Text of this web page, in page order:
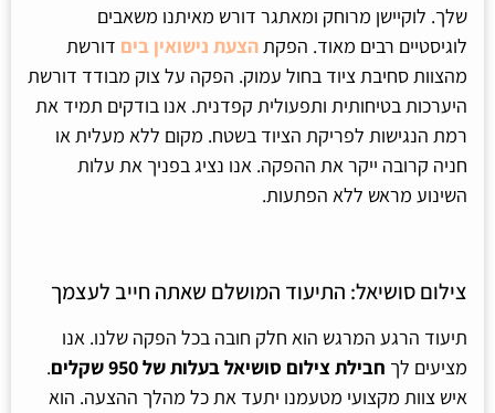
שלך. לוקיישן מרוחק ומאתגר דורש מאיתנו משאבים
לוגיסטיים רבים מאוד. הפקתהצעת נישואין בים דורשת
מהצוות סחיבת ציוד בחול עמוק. הפקה על צוק מבודד דורשת
היערכות בטיחותית ותפעולית קפדנית. אנו בודקים תמיד את
רמת הנגישות לפריקת הציוד בשטח. מקום ללא מעלית או
חניה קרובה ייקר את ההפקה. אנו נציג בפניך את עלות
השינוע מראש ללא הפתעות.
צילום סושיאל: התיעוד המושלם שאתה חייב לעצמך
תיעוד הרגע המרגש הוא חלק חובה בכל הפקה שלנו. אנו
מציעים לך חבילת צילום סושיאל בעלות של 950 שקלים
.
איש צוות מקצועי מטעמנו יתעד את כל מהלך ההצעה. הוא